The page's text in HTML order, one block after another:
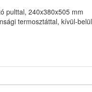
pulttal, 240x380x505 mm
termosztáttal, kívül-belül